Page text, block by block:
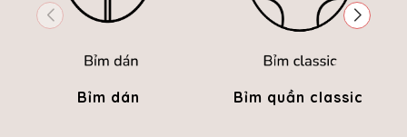
Bỉm dán Bỉm quần classic